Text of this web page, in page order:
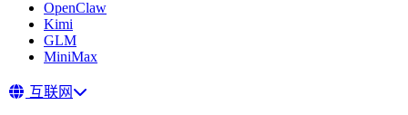
OpenClaw
Kimi
GLM
MiniMax
互联网